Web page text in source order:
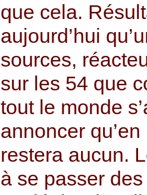
que cela.
aujourd’hui
sources,
sur les 54 que
tout le monde
annoncer
restera aucun.
à se passer